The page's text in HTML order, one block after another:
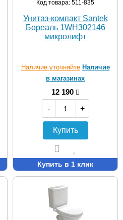
Код товара: 511-835
Унитаз-компакт Santek
Бореаль 1WH302146
микролифт
Наличие уточняйте Наличие
в магазинах
12 190
-
+
Купить
Купить в 1 клик